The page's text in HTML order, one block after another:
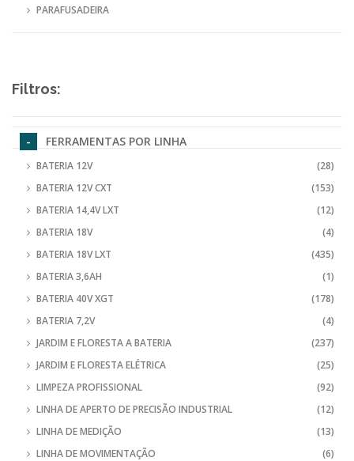
PARAFUSADEIRA
Filtros:
FERRAMENTAS POR LINHA
BATERIA 12V
(28)
BATERIA 12V CXT
(153)
BATERIA 14,4V LXT
(12)
BATERIA 18V
(4)
BATERIA 18V LXT
(435)
BATERIA 3,6AH
(1)
BATERIA 40V XGT
(178)
BATERIA 7,2V
(4)
JARDIM E FLORESTA A BATERIA
(237)
JARDIM E FLORESTA ELÉTRICA
(25)
LIMPEZA PROFISSIONAL
(92)
LINHA DE APERTO DE PRECISÃO INDUSTRIAL
(12)
LINHA DE MEDIÇÃO
(13)
LINHA DE MOVIMENTAÇÃO
(6)